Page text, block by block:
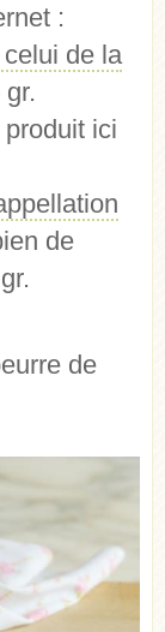
:
de la
ici
de
de